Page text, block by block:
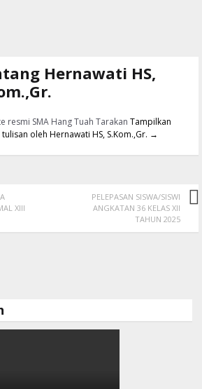
Hernawati HS,
resmi SMA Hang Tuah TarakanTampilkan
oleh Hernawati HS, S.Kom.,Gr. →
XIII
PELEPASAN SISWA/SISWI
ANGKATAN 36 KELAS XII
TAHUN 2025